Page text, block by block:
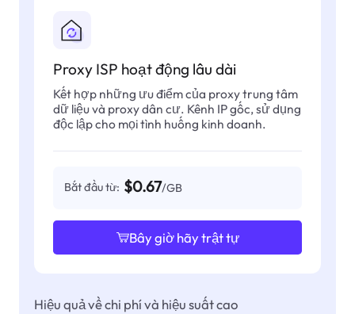
Proxy ISP hoạt động lâu dài
Kết hợp những ưu điểm của proxy trung tâm
dữ liệu và proxy dân cư. Kênh IP gốc, sử dụng
độc lập cho mọi tình huống kinh doanh.
Bắt đầu từ: $0.67/GB
Bây giờ hãy trật tự
Hiệu quả về chi phí và hiệu suất cao